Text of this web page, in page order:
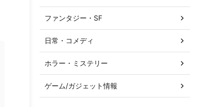
ファンタジー・SF
日常・コメディ
ホラー・ミステリー
ゲーム/ガジェット情報